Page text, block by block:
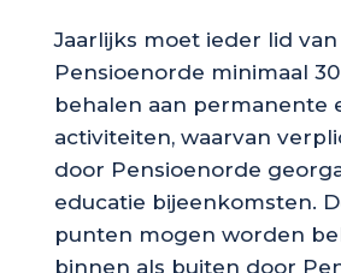
Jaarlijks moet ieder lid van
Pensioenorde minimaal
behalen aan permanente
activiteiten, waarvan
door Pensioenorde
educatie bijeenkomsten.
punten mogen worden
binnen als buiten door